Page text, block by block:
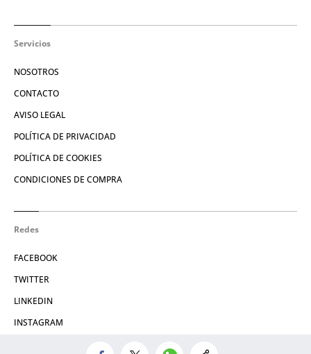
Servicios
NOSOTROS
CONTACTO
AVISO LEGAL
POLÍTICA DE PRIVACIDAD
POLÍTICA DE COOKIES
CONDICIONES DE COMPRA
Redes
FACEBOOK
TWITTER
LINKEDIN
INSTAGRAM